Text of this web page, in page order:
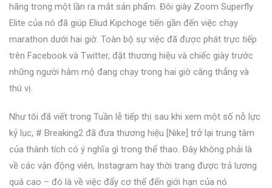
hãng trong một lần ra mắt sản phẩm. Đôi giày Zoom Superfly
Elite của nó đã giúp Eliud Kipchoge tiến gần đến việc chạy
marathon dưới hai giờ. Toàn bộ sự việc đã được phát trực tiếp
trên Facebook và Twitter, đặt thương hiệu và chiếc giày trước
những người hâm mộ đang chạy trong hai giờ căng thẳng và
thú vị.
Như tôi đã viết trong Tuần lễ tiếp thị sau khi xem một số nỗ lực
kỷ lục, # Breaking2 đã đưa thương hiệu [Nike] trở lại trung tâm
của thành tích có ý nghĩa gì trong thể thao. Đây không phải là
về các vận động viên, Instagram hay thời trang được trả lương
quá cao – đó là về việc đẩy cơ thể đến giới hạn của nó.